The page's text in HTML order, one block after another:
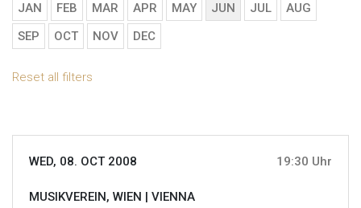
JAN
FEB MAR APR MAY JUN JUL
AUG
SEP
OCT NOV DEC
Reset all filters
WED, 08. OCT 2008 19:30 Uhr
MUSIKVEREIN, WIEN | VIENNA